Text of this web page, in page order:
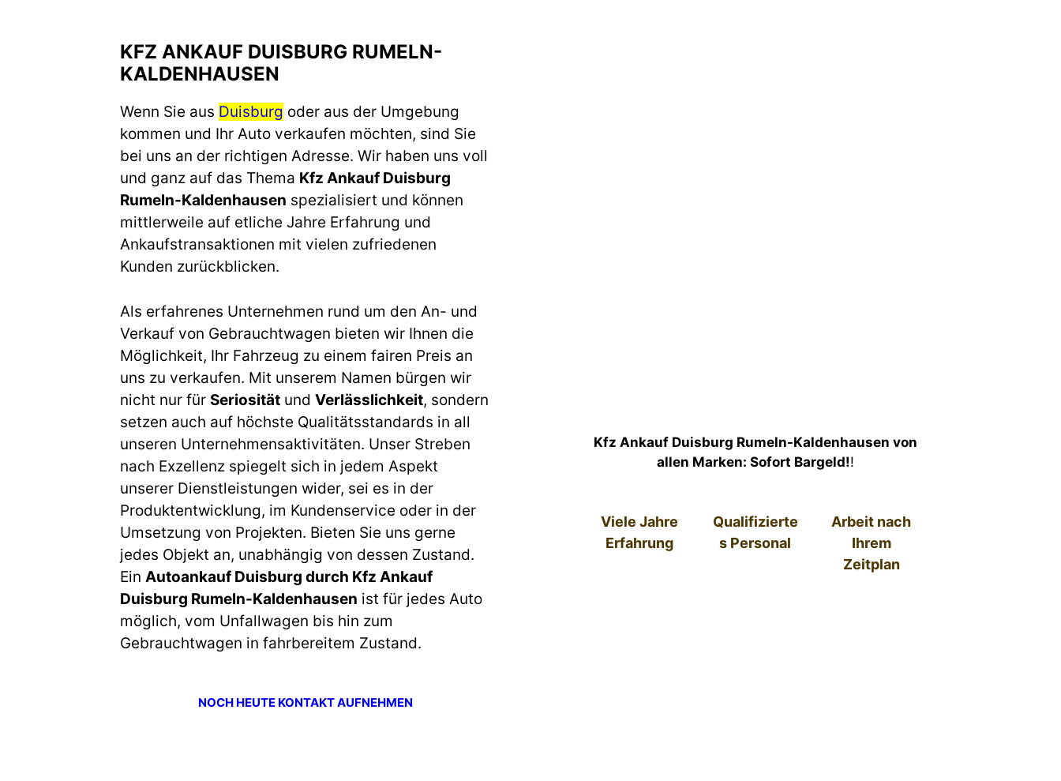
KFZ ANKAUF DUISBURG RUMELN-
KALDENHAUSEN
Wenn Sie aus Duisburg oder aus der Umgebung
kommen und Ihr Auto verkaufen möchten, sind Sie
bei uns an der richtigen Adresse. Wir haben uns voll
und ganz auf das Thema Kfz Ankauf Duisburg
Rumeln-Kaldenhausen spezialisiert und können
mittlerweile auf etliche Jahre Erfahrung und
Ankaufstransaktionen mit vielen zufriedenen
Kunden zurückblicken.
Als erfahrenes Unternehmen rund um den An- und
Verkauf von Gebrauchtwagen bieten wir Ihnen die
Möglichkeit, Ihr Fahrzeug zu einem fairen Preis an
uns zu verkaufen. Mit unserem Namen bürgen wir
nicht nur für Seriosität und Verlässlichkeit, sondern
setzen auch auf höchste Qualitätsstandards in all
unseren Unternehmensaktivitäten. Unser Streben
nach Exzellenz spiegelt sich in jedem Aspekt
unserer Dienstleistungen wider, sei es in der
Produktentwicklung, im Kundenservice oder in der
Umsetzung von Projekten. Bieten Sie uns gerne
jedes Objekt an, unabhängig von dessen Zustand.
Ein Autoankauf Duisburg durch Kfz Ankauf
Duisburg Rumeln-Kaldenhausen ist für jedes Auto
möglich, vom Unfallwagen bis hin zum
Gebrauchtwagen in fahrbereitem Zustand.
NOCH HEUTE KONTAKT AUFNEHMEN
Kfz Ankauf Duisburg Rumeln-Kaldenhausen von
allen Marken: Sofort Bargeld!!
Viele Jahre
Erfahrung
Qualifizierte
s Personal
Arbeit nach
Ihrem
Zeitplan